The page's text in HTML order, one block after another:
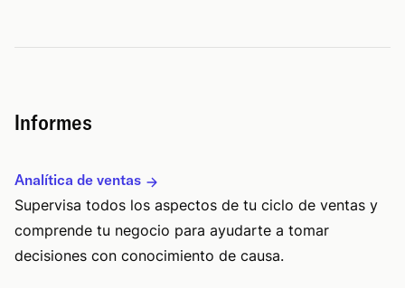
Informes
Analítica de ventas
Supervisa todos los aspectos de tu ciclo de ventas y
comprende tu negocio para ayudarte a tomar
decisiones con conocimiento de causa.